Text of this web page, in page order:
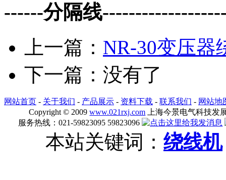
------分隔线
上一篇： NR-30变压器
下一篇：没有了
网站首页 - 关于我们 - 产品展示 - 资料下载 - 联系我们 - 网站地
Copyright © 2009www.021rxj.com 上海今景电气科技发
服务热线：021-59823095 59823096
本站关键词： 绕线机